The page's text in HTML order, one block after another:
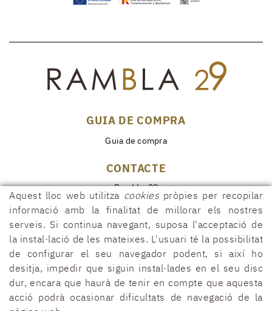
GUIA DE COMPRA
Guia de compra
CONTACTE
Rambla, 29
17600 FIGUERES (Girona)
972 50 00 07
690 91 26 40
rambla29@rambla29.com
Aquest lloc web utilitza cookies pròpies per recopilar
informació amb la finalitat de millorar els nostres
serveis. Si continua navegant, suposa l'acceptació de
la instal·lació de les mateixes. L'usuari té la possibilitat
de configurar el seu navegador podent, si així ho
desitja, impedir que siguin instal·lades en el seu disc
dur, encara que haurà de tenir en compte que aquesta
acció podrà ocasionar dificultats de navegació de la